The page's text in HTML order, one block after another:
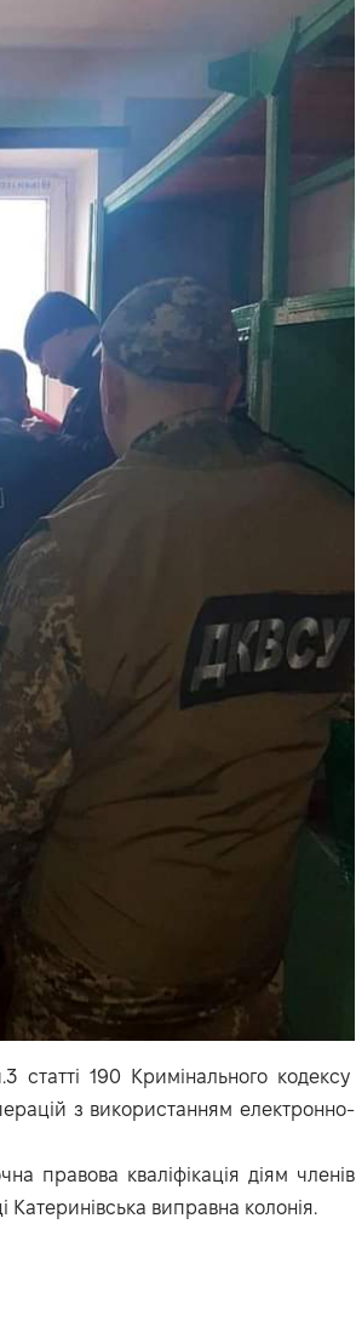
статті 190 Кримінального кодексу
з використанням електронно-
правова кваліфікація діям членів
Катеринівська виправна колонія.